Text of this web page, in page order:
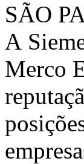
SÃO
A
Merco